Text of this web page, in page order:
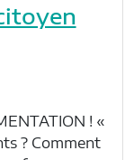
! «
? Comment